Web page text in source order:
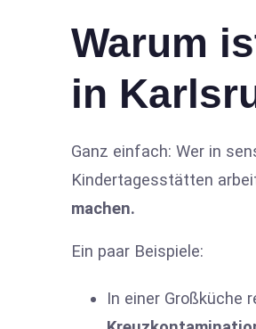
Warum
in
Ganz einfach: Wer in
Kindertagesstätten
machen.
Ein paar Beispiele:
In einer Großküche